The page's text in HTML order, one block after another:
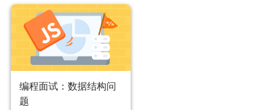
编程面试：数据结构问
题